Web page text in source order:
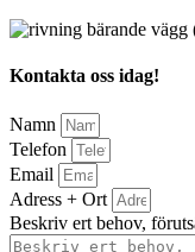
Kontakta oss idag!
Namn
Telefon
Email
Adress + Ort
Beskriv ert behov,